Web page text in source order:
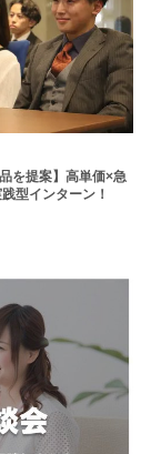
を提案】高単価×急
型インターン！